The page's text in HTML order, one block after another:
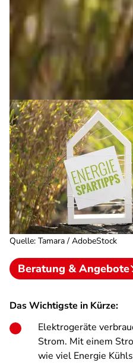
Quelle: Tamara / AdobeStock
Beratung & Angebote
Das Wichtigste in Kürze:
Elektrogeräte
Strom. Mit einem
wie viel Energie